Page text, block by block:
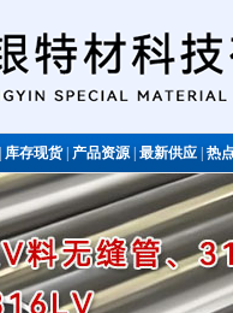
库存现货|产品资源|最新供应|热